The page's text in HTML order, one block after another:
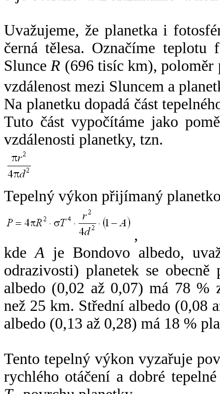
Uvažujeme, že planetka i
černá tělesa. Označíme
SlunceR (696 tisíc km),
vzdálenost mezi Sluncem a
Na planetku dopadá část
Tuto část vypočítáme jako
vzdálenosti planetky, tzn.
Tepelný výkon přijímaný
,
kdeA je Bondovo albedo,
odrazivosti) planetek se
albedo (0,02 až 0,07) má 78 %
než 25 km. Střední albedo (0,08
albedo (0,13 až 0,28) má 18 %
Tento tepelný výkon vyzařuje
rychlého otáčení a dobré